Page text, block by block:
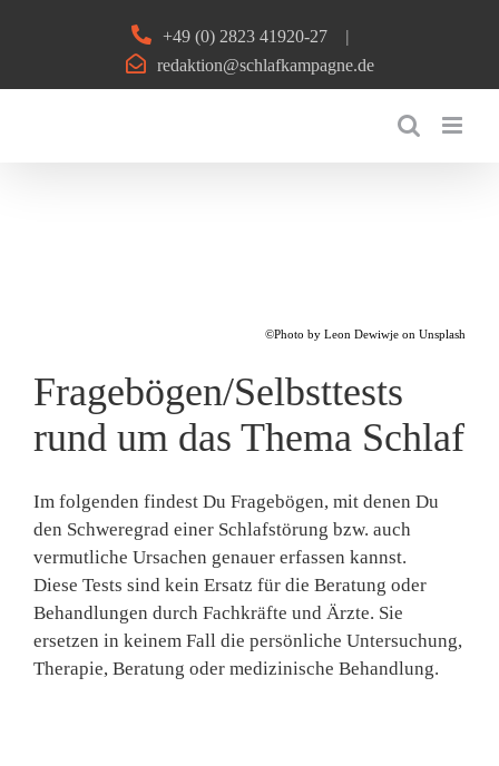
+49 (0) 2823 41920-27
|
redaktion@schlafkampagne.de
©Photo by Leon Dewiwje on Unsplash
Fragebögen/Selbsttests
rund um das Thema Schlaf
Im folgenden findest Du Fragebögen, mit denen Du
den Schweregrad einer Schlafstörung bzw. auch
vermutliche Ursachen genauer erfassen kannst.
Diese Tests sind kein Ersatz für die Beratung oder
Behandlungen durch Fachkräfte und Ärzte. Sie
ersetzen in keinem Fall die persönliche Untersuchung,
Therapie, Beratung oder medizinische Behandlung.